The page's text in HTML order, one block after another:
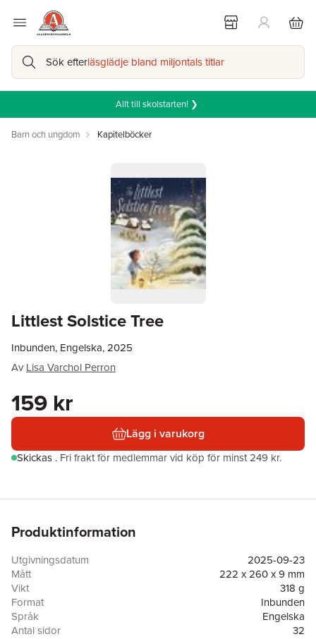
Sök efterläsglädje bland miljontals titlar
Allt till skolstarten! ❯
Barn och ungdom Kapitelböcker
Littlest Solstice Tree
Inbunden, Engelska, 2025
Av Lisa Varchol Perron
159 kr
Lägg i varukorg
Skickas . Fri frakt för medlemmar vid köp för minst 249 kr.
Produktinformation
Utgivningsdatum
2025-09-23
Mått
222 x 260 x 9 mm
Vikt
318 g
Format
Inbunden
Språk
Engelska
Antal sidor
32